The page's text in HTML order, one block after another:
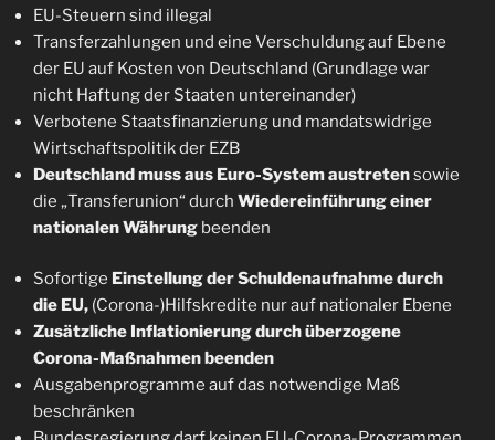
EU-Steuern sind illegal
Transferzahlungen und eine Verschuldung auf Ebene
der EU auf Kosten von Deutschland (Grundlage war
nicht Haftung der Staaten untereinander)
Verbotene Staatsfinanzierung und mandatswidrige
Wirtschaftspolitik der EZB
Deutschland muss aus Euro-System austretensowie
die „Transferunion“ durch Wiedereinführung einer
nationalen Währung beenden
Sofortige Einstellung der Schuldenaufnahme durch
die EU, (Corona-)Hilfskredite nur auf nationaler Ebene
Zusätzliche Inflationierung durch überzogene
Corona-Maßnahmen beenden
Ausgabenprogramme auf das notwendige Maß
beschränken